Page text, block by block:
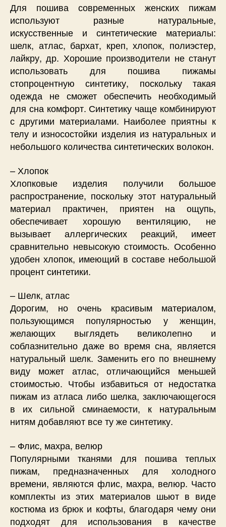
Для пошива современных женских пижам
используют разные натуральные,
искусственные и синтетические материалы:
шелк, атлас, бархат, креп, хлопок, полиэстер,
лайкру, др. Хорошие производители не станут
использовать для пошива пижамы
стопроцентную синтетику, поскольку такая
одежда не сможет обеспечить необходимый
для сна комфорт. Синтетику чаще комбинируют
с другими материалами. Наиболее приятны к
телу и износостойки изделия из натуральных и
небольшого количества синтетических волокон.
– Хлопок
Хлопковые изделия получили большое
распространение, поскольку этот натуральный
материал практичен, приятен на ощупь,
обеспечивает хорошую вентиляцию, не
вызывает аллергических реакций, имеет
сравнительно невысокую стоимость. Особенно
удобен хлопок, имеющий в составе небольшой
процент синтетики.
– Шелк, атлас
Дорогим, но очень красивым материалом,
пользующимся популярностью у женщин,
желающих выглядеть великолепно и
соблазнительно даже во время сна, является
натуральный шелк. Заменить его по внешнему
виду может атлас, отличающийся меньшей
стоимостью. Чтобы избавиться от недостатка
пижам из атласа либо шелка, заключающегося
в их сильной сминаемости, к натуральным
нитям добавляют все ту же синтетику.
– Флис, махра, велюр
Популярными тканями для пошива теплых
пижам, предназначенных для холодного
времени, являются флис, махра, велюр. Часто
комплекты из этих материалов шьют в виде
костюма из брюк и кофты, благодаря чему они
подходят для использования в качестве